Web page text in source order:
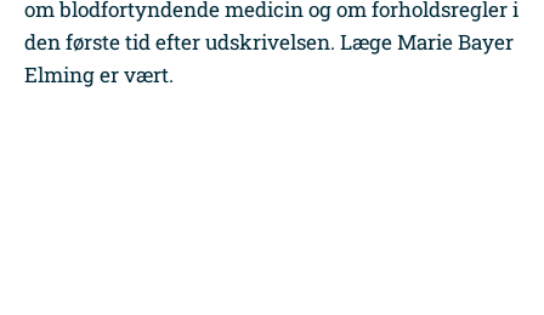
om blodfortyndende medicin og om forholdsregler i
den første tid efter udskrivelsen. Læge Marie Bayer
Elming er vært.